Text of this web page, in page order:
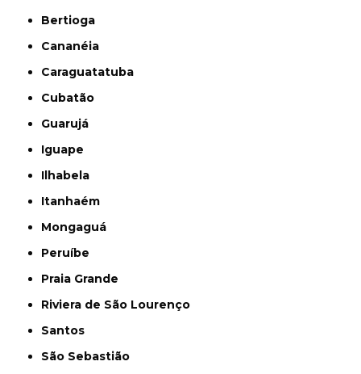
Bertioga
Cananéia
Caraguatatuba
Cubatão
Guarujá
Iguape
Ilhabela
Itanhaém
Mongaguá
Peruíbe
Praia Grande
Riviera de São Lourenço
Santos
São Sebastião